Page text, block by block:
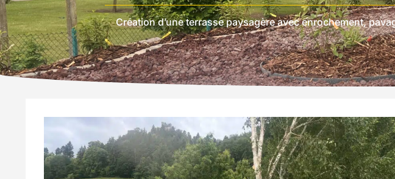
Création d’une terrasse paysagère avec enrochement,